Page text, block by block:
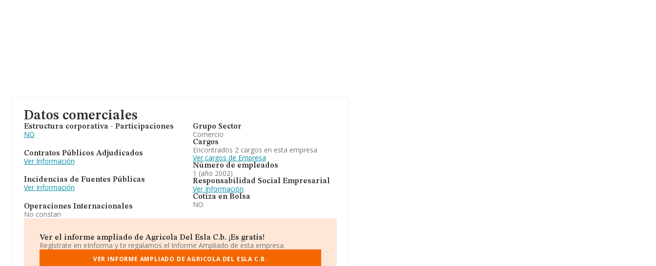
Datos comerciales
Estructura corporativa - Participaciones
NO
Contratos Públicos Adjudicados
Ver Información
Incidencias de Fuentes Públicas
Ver Información
Operaciones Internacionales
No constan
Grupo Sector
Comercio
Cargos
Encontrados 2 cargos en esta empresa
Ver cargos de Empresa
Número de empleados
1 (año 2002)
Responsabilidad Social Empresarial
Ver Información
Cotiza en Bolsa
NO
Ver el informe ampliado de Agricola Del Esla C.b. ¡Es gratis!
Regístrate en eInforma y te regalamos el Informe Ampliado de esta empresa.
VER INFORME AMPLIADO DE AGRICOLA DEL ESLA C.B.